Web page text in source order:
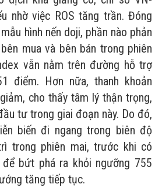
nhờ việc ROS tăng trần. Đóng
hình nến doji, phần nào phản
mua và bên bán trong phiên
vẫn nằm trên đường hỗ trợ
điểm. Hơn nữa, thanh khoản
cho thấy tâm lý thận trọng,
tư trong giai đoạn này. Do đó,
biến đi ngang trong biên độ
trong phiên mai, trước khi có
bứt phá ra khỏi ngưỡng 755
tăng tiếp tục.